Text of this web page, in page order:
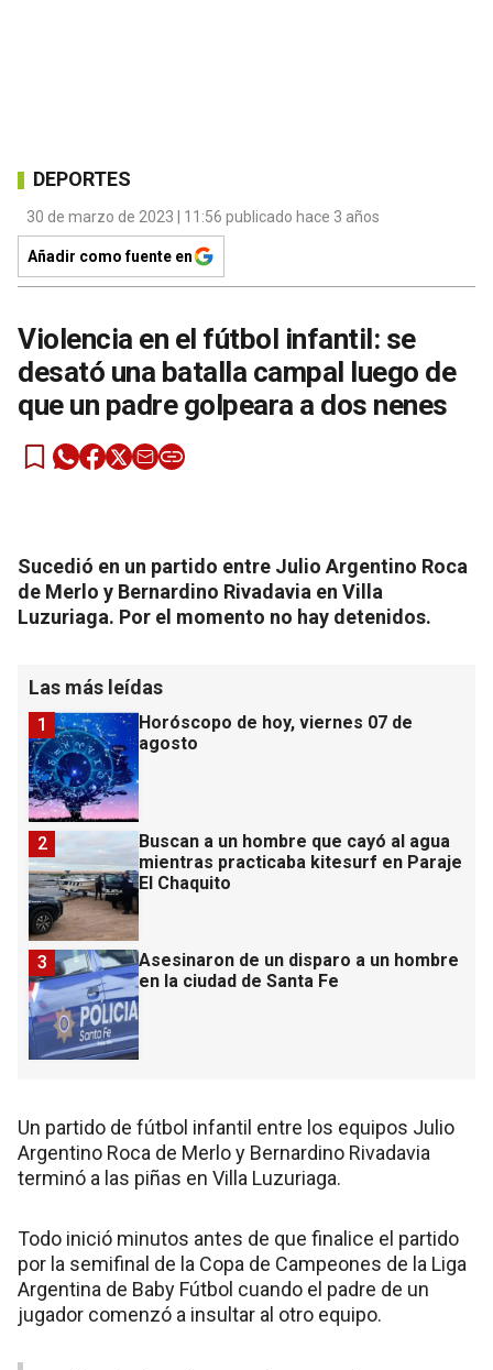
DEPORTES
30 de marzo de 2023 | 11:56 publicado hace 3 años
Añadir como fuente en
Violencia en el fútbol infantil: se
desató una batalla campal luego de
que un padre golpeara a dos nenes
Sucedió en un partido entre Julio Argentino Roca
de Merlo y Bernardino Rivadavia en Villa
Luzuriaga. Por el momento no hay detenidos.
Las más leídas
Horóscopo de hoy, viernes 07 de
agosto
1
Buscan a un hombre que cayó al agua
mientras practicaba kitesurf en Paraje
El Chaquito
2
Asesinaron de un disparo a un hombre
en la ciudad de Santa Fe
3
Un partido de fútbol infantil entre los equipos Julio
Argentino Roca de Merlo y Bernardino Rivadavia
terminó a las piñas en Villa Luzuriaga.
Todo inició minutos antes de que finalice el partido
por la semifinal de la Copa de Campeones de la Liga
Argentina de Baby Fútbol cuando el padre de un
jugador comenzó a insultar al otro equipo.